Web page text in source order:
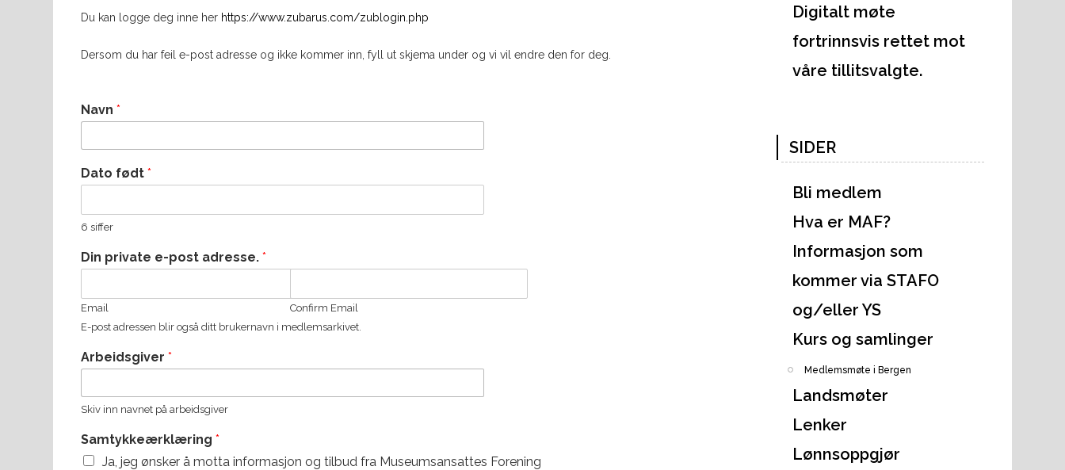
Du kan logge deg inne her https://www.zubarus.com/zublogin.php
Dersom du har feil e-post adresse og ikke kommer inn, fyll ut skjema under og vi vil endre den for deg.
Navn *
Dato født *
6 siffer
Din private e-post adresse. *
Email
Confirm Email
E-post adressen blir også ditt brukernavn i medlemsarkivet.
Arbeidsgiver *
Skiv inn navnet på arbeidsgiver
Samtykkeærklæring *
Ja, jeg ønsker å motta informasjon og tilbud fra Museumsansattes Forening
Digitalt møte
fortrinnsvis rettet mot
våre tillitsvalgte.
SIDER
Bli medlem
Hva er MAF?
Informasjon som
kommer via STAFO
og/eller YS
Kurs og samlinger
Medlemsmøte i Bergen
Landsmøter
Lenker
Lønnsoppgjør